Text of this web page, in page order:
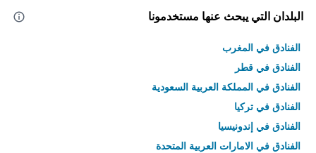
البلدان التي يبحث عنها مستخدمونا
الفنادق في المغرب
الفنادق في قطر
الفنادق في المملكة العربية السعودية
الفنادق في تركيا
الفنادق في إندونيسيا
الفنادق في الامارات العربية المتحدة